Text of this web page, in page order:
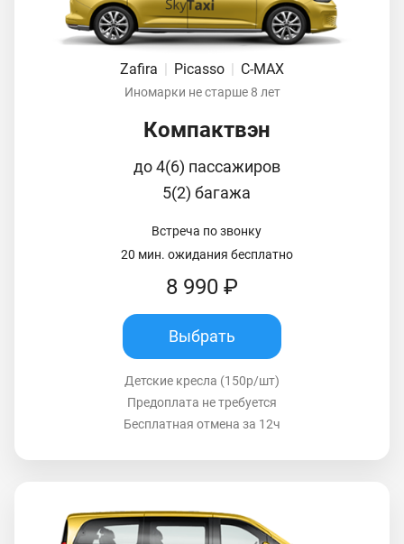
Zafira | Picasso | C-MAX
Иномарки не старше 8 лет
Компактвэн
до 4(6) пассажиров
5(2) багажа
Встреча по звонку
20 мин. ожидания бесплатно
8 990 ₽
Выбрать
Детские кресла (150р/шт)
Предоплата не требуется
Бесплатная отмена за 12ч